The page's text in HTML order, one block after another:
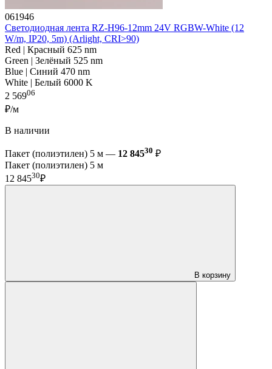
061946
Светодиодная лента RZ-H96-12mm 24V RGBW-White (12
W/m, IP20, 5m) (Arlight, CRI>90)
Red | Красный 625 nm
Green | Зелёный 525 nm
Blue | Синий 470 nm
White | Белый 6000 K
2 56906
₽/м
В наличии
Пакет (полиэтилен) 5 м — 12 84530 ₽
Пакет (полиэтилен) 5 м
12 84530₽
В корзину